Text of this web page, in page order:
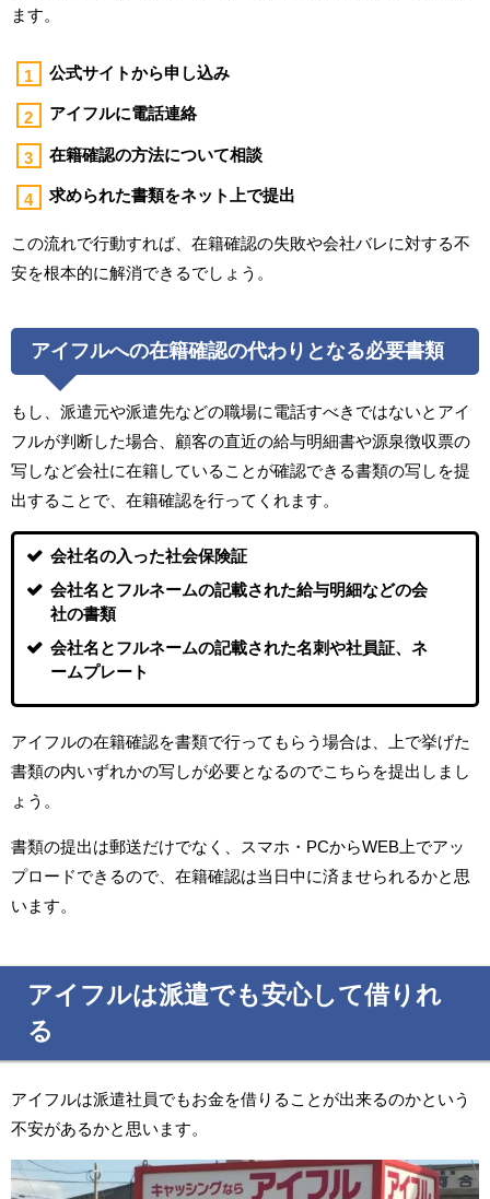
ます。
公式サイトから申し込み
アイフルに電話連絡
在籍確認の方法について相談
求められた書類をネット上で提出
この流れで行動すれば、在籍確認の失敗や会社バレに対する不
安を根本的に解消できるでしょう。
アイフルへの在籍確認の代わりとなる必要書類
もし、派遣元や派遣先などの職場に電話すべきではないとアイ
フルが判断した場合、顧客の直近の給与明細書や源泉徴収票の
写しなど会社に在籍していることが確認できる書類の写しを提
出することで、在籍確認を行ってくれます。
会社名の入った社会保険証
会社名とフルネームの記載された給与明細などの会
社の書類
会社名とフルネームの記載された名刺や社員証、ネ
ームプレート
アイフルの在籍確認を書類で行ってもらう場合は、上で挙げた
書類の内いずれかの写しが必要となるのでこちらを提出しまし
ょう。
書類の提出は郵送だけでなく、スマホ・PCからWEB上でアッ
プロードできるので、在籍確認は当日中に済ませられるかと思
います。
アイフルは派遣でも安心して借りれ
る
アイフルは派遣社員でもお金を借りることが出来るのかという
不安があるかと思います。